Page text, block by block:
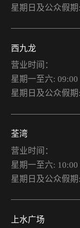
星期日及公众假期
西九龙
营业时间：
星期一至六: 09:00
星期日及公众假期
荃湾
营业时间：
星期一至六: 10:00
星期日及公众假期
上水广场